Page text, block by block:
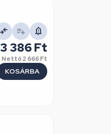
3 386 Ft
Nettó2 666 Ft
KOSÁRBA